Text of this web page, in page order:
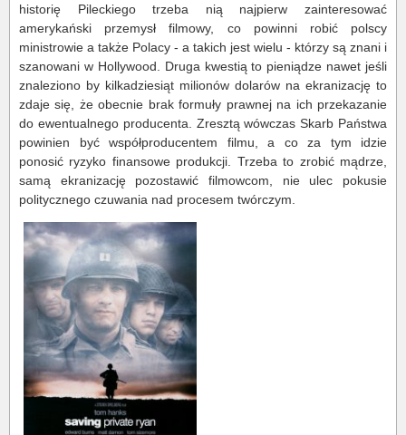
historię Pileckiego trzeba nią najpierw zainteresować
amerykański przemysł filmowy, co powinni robić polscy
ministrowie a także Polacy - a takich jest wielu - którzy są znani i
szanowani w Hollywood. Druga kwestią to pieniądze nawet jeśli
znaleziono by kilkadziesiąt milionów dolarów na ekranizację to
zdaje się, że obecnie brak formuły prawnej na ich przekazanie
do ewentualnego producenta. Zresztą wówczas Skarb Państwa
powinien być współproducentem filmu, a co za tym idzie
ponosić ryzyko finansowe produkcji. Trzeba to zrobić mądrze,
samą ekranizację pozostawić filmowcom, nie ulec pokusie
politycznego czuwania nad procesem twórczym.